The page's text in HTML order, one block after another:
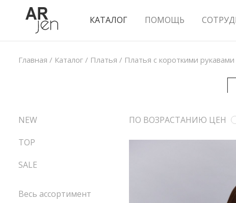
КАТАЛОГ ПОМОЩЬ
Главная / Каталог / Платья / Платья с короткими рукавами
ПО ВОЗРАСТАНИЮ ЦЕН
NEW
TOP
SALE
Весь ассортимент